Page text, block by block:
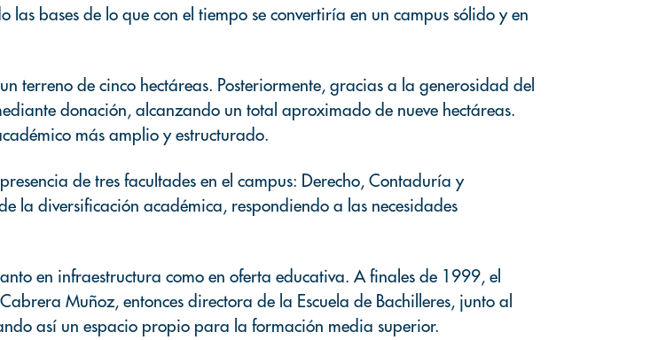
bases de lo que con el tiempo se convertiría en un campus sólido y en
terreno de cinco hectáreas. Posteriormente, gracias a la generosidad del
donación, alcanzando un total aproximado de nueve hectáreas.
más amplio y estructurado.
de tres facultades en el campus: Derecho, Contaduría y
la diversificación académica, respondiendo a las necesidades
en infraestructura como en oferta educativa. A finales de 1999, el
Muñoz, entonces directora de la Escuela de Bachilleres, junto al
así un espacio propio para la formación media superior.